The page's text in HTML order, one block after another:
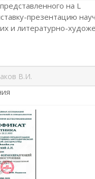
на L
презентацию
и литературно-